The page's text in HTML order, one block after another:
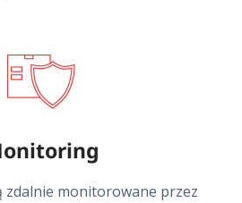
zdalnie monitorowane przez